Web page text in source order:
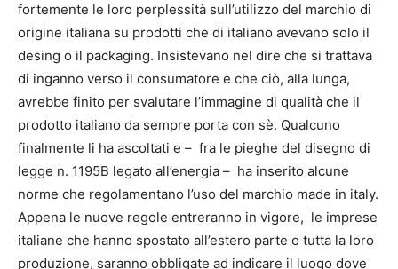
fortemente le loro perplessità sull’utilizzo del marchio di
origine italiana su prodotti che di italiano avevano solo il
desing o il packaging. Insistevano nel dire che si trattava
di inganno verso il consumatore e che ciò, alla lunga,
avrebbe finito per svalutare l’immagine di qualità che il
prodotto italiano da sempre porta con sè. Qualcuno
finalmente li ha ascoltati e – fra le pieghe del disegno di
legge n. 1195B legato all’energia – ha inserito alcune
norme che regolamentano l’uso del marchio made in italy.
Appena le nuove regole entreranno in vigore, le imprese
italiane che hanno spostato all’estero parte o tutta la loro
produzione, saranno obbligate ad indicare il luogo dove